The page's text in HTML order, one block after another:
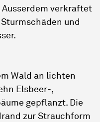
verkraftet
und
Wald an lichten
Elsbeer-,
gepflanzt. Die
zur Strauchform